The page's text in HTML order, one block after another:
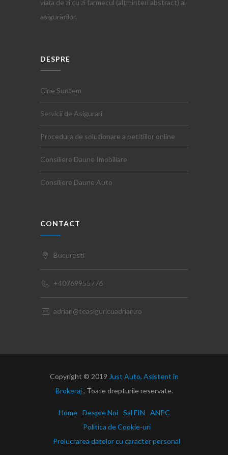
viața de zi cu zi farmecul (altminteri abstract) al
asigurărilor.
DESPRE
Cine Suntem
Servicii de Asigurari
Procedura de solutionare a petitiilor online
Consiliere Daune Imobiliare
Consiliere Daune Auto
CONTACT
Bucuresti
+40769955776
adrian@teasiguricuadrian.ro
Copyright © 2019 Just Auto, Asistent în
Brokeraj, Toate drepturile reservate.
Home Despre Noi Sal FIN
ANPC
Politica de Cookie-uri
Prelucrarea datelor cu caracter personal